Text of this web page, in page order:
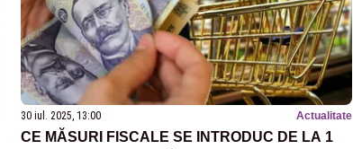
30 iul. 2025, 13:00 Actualitate
CE MĂSURI FISCALE SE INTRODUC DE LA 1